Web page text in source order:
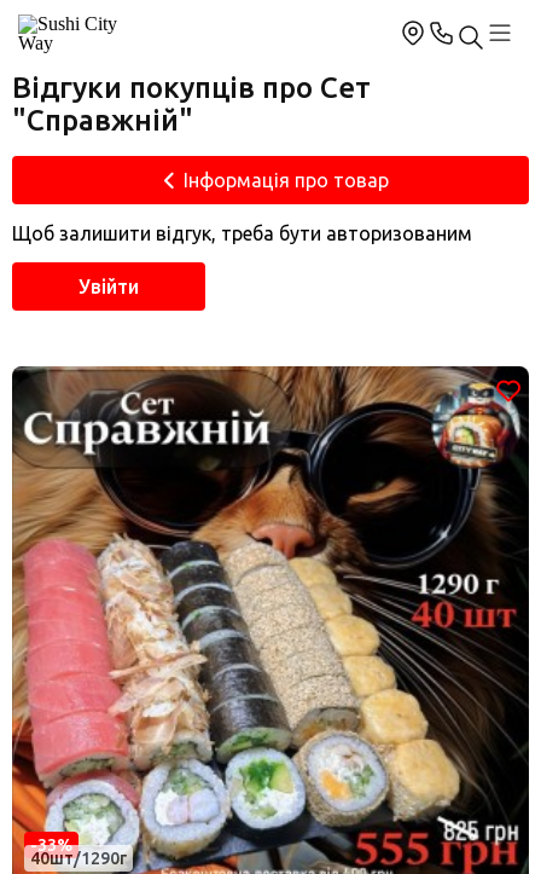
Відгуки покупців про Сет
"Справжній"
Інформація про товар
Щоб залишити відгук, треба бути авторизованим
Увійти
-33%
40шт/1290г